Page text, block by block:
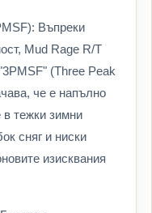
Въпреки
Mud Rage R/T
(Three Peak
че е напълно
тежки зимни
сняг и ниски
изисквания